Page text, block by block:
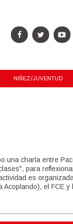
NIÑEZ/JUVENTUD
una charla entre
para
es
el FCE